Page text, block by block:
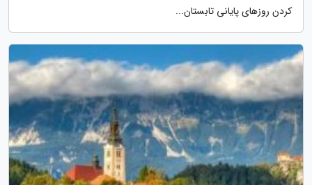
کردن روزهای پایانی تابستان...